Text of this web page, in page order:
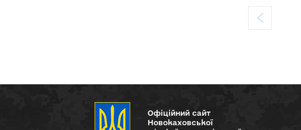
Офіційний сайт
Новокаховської